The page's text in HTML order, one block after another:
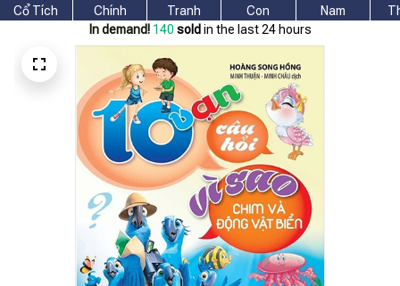
Cổ Tích
Chính
Tranh
Con
Nam
In demand! 140 sold in the last 24 hours